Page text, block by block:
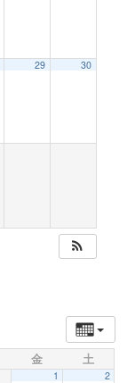
o
29 30
金 土
1 2